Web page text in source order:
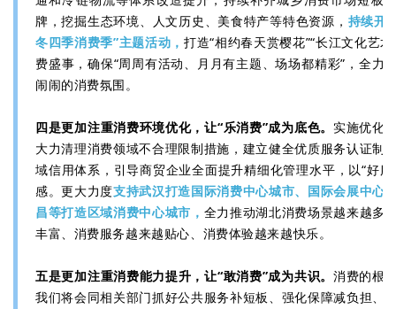
牌，挖掘生态环境、人文历史、美食特产等特色资源， 持续开
冬四季消费季”主题活动，打造“相约春天赏樱花”“长江文化艺
费盛事，确保“周周有活动、月月有主题、场场都精彩”，全力
闹闹的消费氛围。
四是更加注重消费环境优化，让“乐消费”成为底色。 实施优化
大力清理消费领域不合理限制措施，建立健全优质服务认证制
域信用体系，引导商贸企业全面提升精细化管理水平，以“好
感。更大力度支持武汉打造国际消费中心城市、国际会展中心
昌等打造区域消费中心城市， 全力推动湖北消费场景越来越多
丰富、消费服务越来越贴心、消费体验越来越快乐。
五是更加注重消费能力提升，让“敢消费”成为共识。 消费的根
我们将会同相关部门抓好公共服务补短板、强化保障减负担、